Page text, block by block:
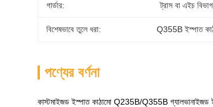
গার্ডার: ট্রাস বা এইচ বিভাগ
বিশেষভাবে তুলে ধরা: Q355B ইস্পাত
পণ্যের বর্ণনা
কাস্টমাইজড ইস্পাত কাঠামো Q235B/Q355B গ্যালভানাইজড